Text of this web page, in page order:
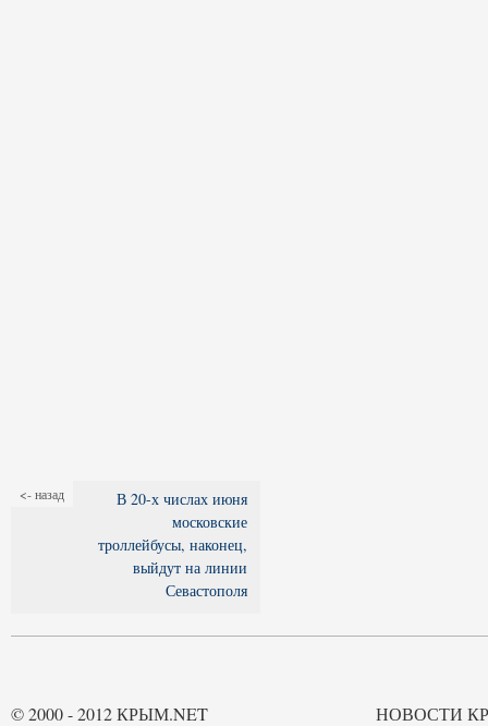
<- назад
В 20-х числах июня
московские
троллейбусы, наконец,
выйдут на линии
Севастополя
© 2000 - 2012 КРЫМ.NET НОВОСТИ